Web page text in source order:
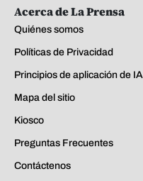
Acerca de La Prensa
Quiénes somos
Políticas de Privacidad
Principios de aplicación de IA
Mapa del sitio
Kiosco
Preguntas Frecuentes
Contáctenos